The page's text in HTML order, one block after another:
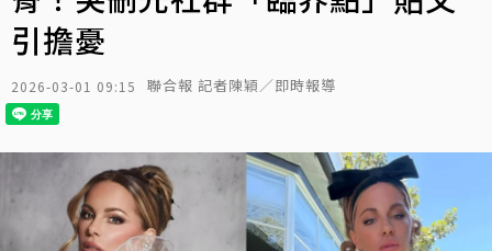
引擔憂
2026-03-01 09:15 聯合報 記者陳穎／即時報導